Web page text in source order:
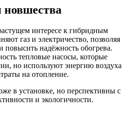
интересе к гибридным
газ и электричество, позволяя
повысить надёжность обогрева.
тепловые насосы, которые
но используют энергию воздуха
на отопление.
в установке, но перспективны с
и экологичности.